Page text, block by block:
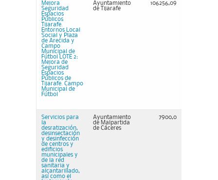
Mejora
Seguridad
Espacios
Públicos
Tijarafe.
Entornos Local
Social y Plaza
de Arecida y
Campo
Municipal de
Fútbol LOTE 2:
Mejora de
Seguridad
Espacios
Públicos de
Tijarafe. Campo
Municipal de
Fútbol
Ayuntamiento
de Tijarafe
106256,09
Servicios para
la
desratización,
desinsectación
y desinfección
de centros y
edificios
municipales y
de la red
sanitaria y
alcantarillado,
así como el
Ayuntamiento
de Malpartida
de Cáceres
7900,0